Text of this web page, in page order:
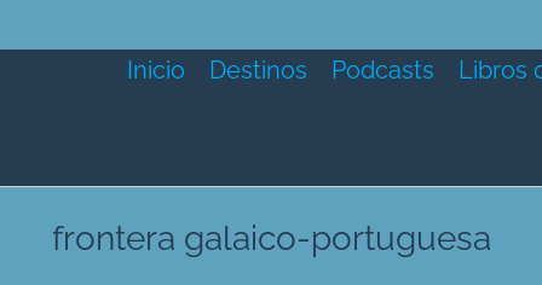
Inicio Destinos Podcasts Libros
frontera galaico-portuguesa